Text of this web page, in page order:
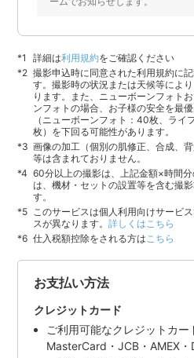
詳細は利用規約をご確認ください
撮影申込時に同意された利用規約に
す。撮影時の状況または天候等によ
ります。また、ニューボーンフォト
ンフォトの場合、お子様の安全を最
（ニューボーンフォト：40枚、ライ
枚）を下回る可能性があります。
画像の加工（個別の肌修正、合成、
等は含まれておりません。
60分以上の撮影は、上記金額×時間
は、機材・セットの設置等を含む撮
す。
このサービスは個人利用向けサービ
スが異なります。詳しくはこちら
仕入税額控除をされる方はこちら
お支払い方法
クレジットカード
ご利用可能なクレジットカー
MasterCard・JCB・AMEX・